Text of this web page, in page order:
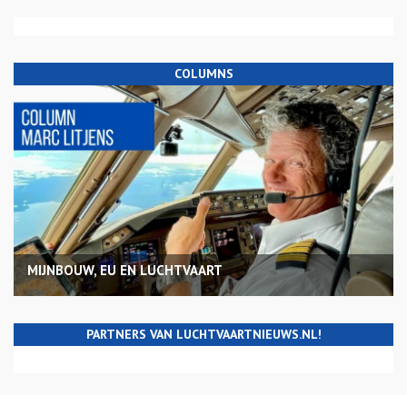
COLUMNS
MIJNBOUW, EU EN LUCHTVAART
PARTNERS VAN LUCHTVAARTNIEUWS.NL!